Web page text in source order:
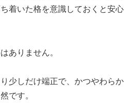
着いた格を意識しておくと安心
ありません。
少しだけ端正で、かつやわらか
です。